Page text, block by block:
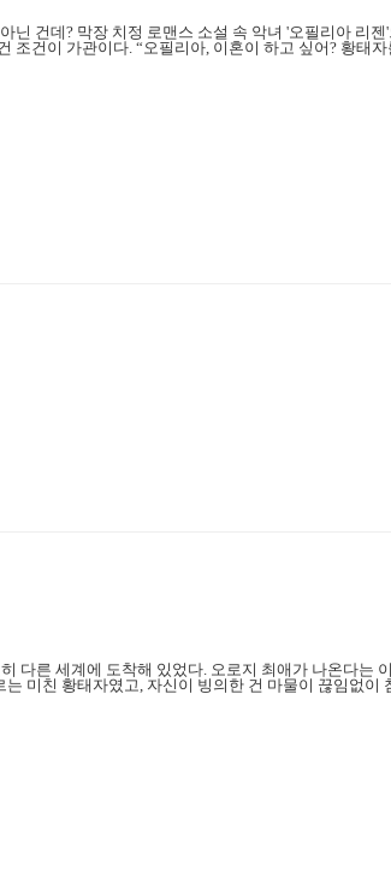
건데? 막장 치정 로맨스 소설 속 악녀 '오필리아 리
건이 가관이다. “오필리아, 이혼이 하고 싶어? 황태
다른 세계에 도착해 있었다. 오로지 최애가 나온다는
미친 황태자였고, 자신이 빙의한 건 마물이 끊임없이